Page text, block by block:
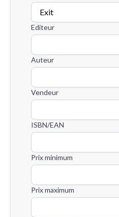
Editeur
Auteur
Vendeur
ISBN/EAN
Prix minimum
Prix maximum